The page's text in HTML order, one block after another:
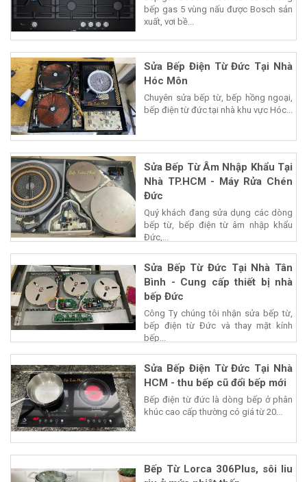
bếp gas 5 vùng nấu được Bosch sản
xuất, vơi bề...
Sửa Bếp Điện Từ Đức Tại Nhà
Hóc Môn
Chuyên sửa bếp từ, bếp hồng ngoại,
bếp điện từ đức tại nhà khu vực Hóc...
Sửa Bếp Từ Âm Nhập Khẩu Tại
Nhà TP.HCM - Máy Rửa Chén
Đức
Quý khách đang sửa dụng các dòng
bếp từ, bếp điện từ âm nhập khẩu
Đức,...
Sửa Bếp Từ Đức Tại Nhà Tân
Bình - Cung cấp thiết bị nhà
bếp Đức
Công Ty chúng tôi nhận sửa bếp từ,
bếp điện từ Đức và thay mặt kính
bếp...
Sửa Bếp Điện Từ Đức Tại Nhà
HCM - thu bếp cũ đổi bếp mới
Bếp điện từ đức là dòng bếp ở phân
khúc cao cấp thường có giá từ 20...
Bếp Từ Lorca 306Plus, sôi liu